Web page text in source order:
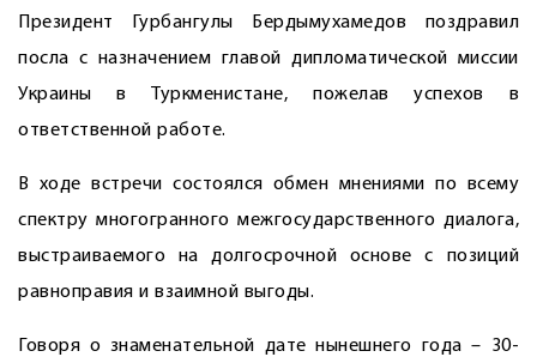
Президент Гурбангулы Бердымухамедов поздравил
посла с назначением главой дипломатической миссии
Украины в Туркменистане, пожелав успехов в
ответственной работе.
В ходе встречи состоялся обмен мнениями по всему
спектру многогранного межгосударственного диалога,
выстраиваемого на долгосрочной основе с позиций
равноправия и взаимной выгоды.
Говоря о знаменательной дате нынешнего года – 30-